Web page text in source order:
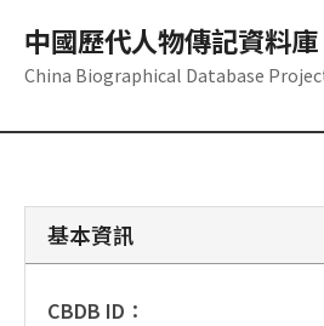
中國歷代人物傳記資料庫
China Biographical Database
基本資訊
CBDB ID：